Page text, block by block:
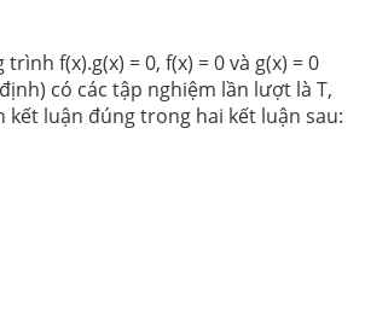
f(x).g(x) = 0, f(x) = 0 và g(x) = 0
có các tập nghiệm lần lượt là T,
kết luận đúng trong hai kết luận sau: